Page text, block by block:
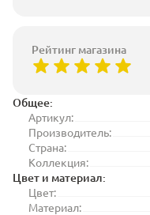
Общее:
Артикул:
Производитель:
Страна:
Коллекция:
Цвет и материал:
Цвет:
Материал:
Рейтинг магазина